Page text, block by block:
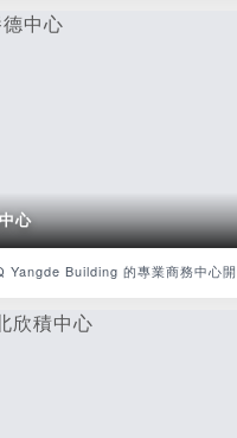
心
Yangde Building 的專業商務中心